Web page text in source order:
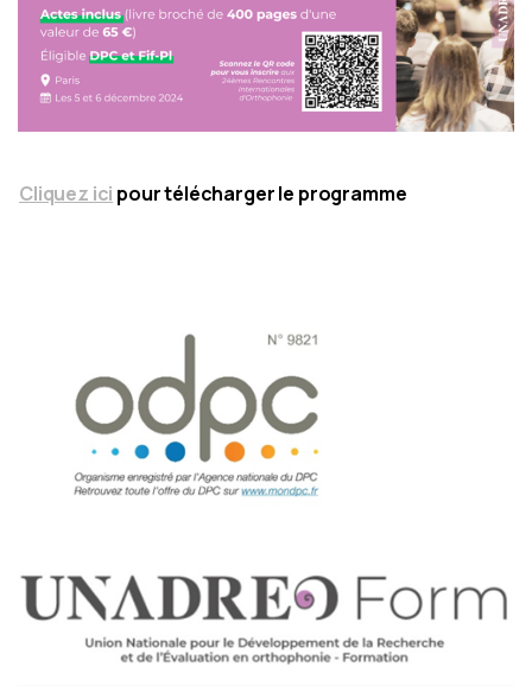
Cliquez ici pour télécharger le programme